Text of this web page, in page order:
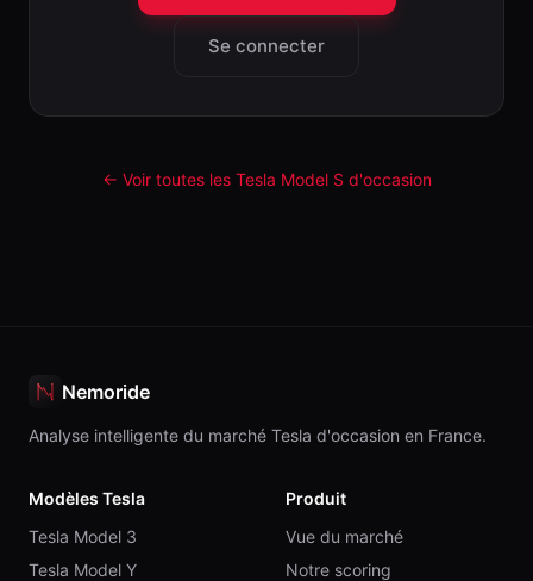
Se connecter
← Voir toutes les Tesla Model S d'occasion
Nemoride
Analyse intelligente du marché Tesla d'occasion en France.
Modèles Tesla
Tesla Model 3
Tesla Model Y
Produit
Vue du marché
Notre scoring